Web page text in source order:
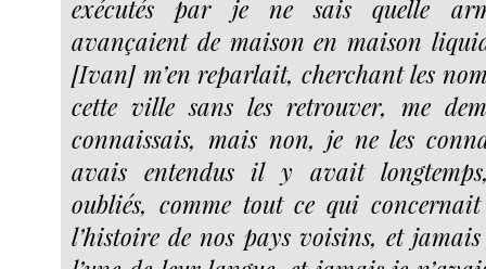
exécutés par je ne sais quelle
avançaient de maison en maison
[Ivan] m’en reparlait, cherchant les
cette ville sans les retrouver, me
connaissais, mais non, je ne les
avais entendus il y avait
oubliés, comme tout ce qui
l’histoire de nos pays voisins, et